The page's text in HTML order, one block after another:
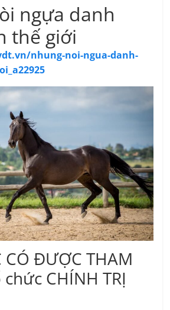
ngựa danh
thế giới
nhung-noi-ngua-danh-
CÓ ĐƯỢC THAM
CHÍNH TRỊ